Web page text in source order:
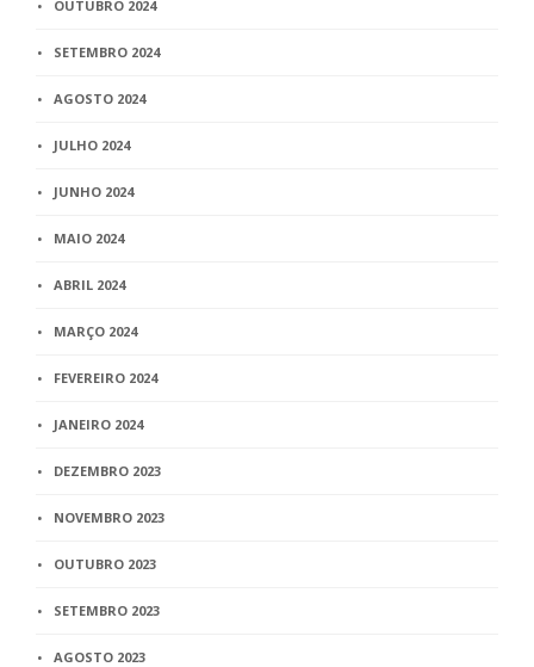
OUTUBRO 2024
SETEMBRO 2024
AGOSTO 2024
JULHO 2024
JUNHO 2024
MAIO 2024
ABRIL 2024
MARÇO 2024
FEVEREIRO 2024
JANEIRO 2024
DEZEMBRO 2023
NOVEMBRO 2023
OUTUBRO 2023
SETEMBRO 2023
AGOSTO 2023